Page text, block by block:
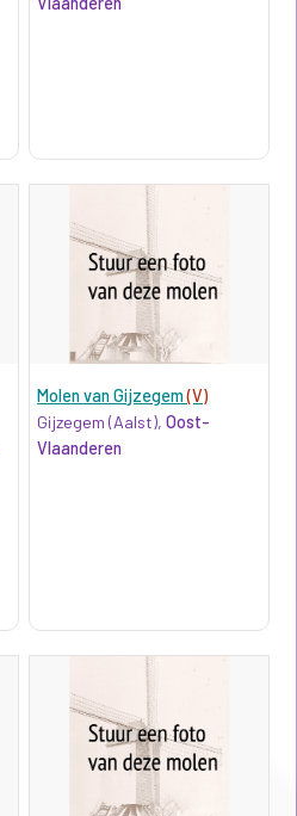
Molen van Gijzegem(V)
Gijzegem (Aalst),Oost-
Vlaanderen